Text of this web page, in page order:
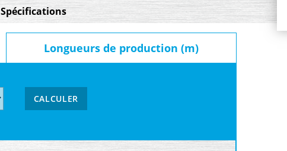
Spécifications
Longueurs de production (m)
CALCULER